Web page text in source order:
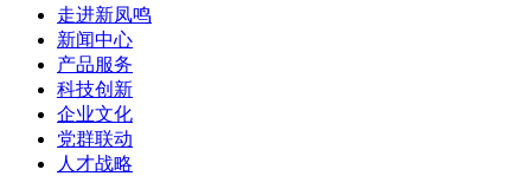
走进新凤鸣
新闻中心
产品服务
科技创新
企业文化
党群联动
人才战略